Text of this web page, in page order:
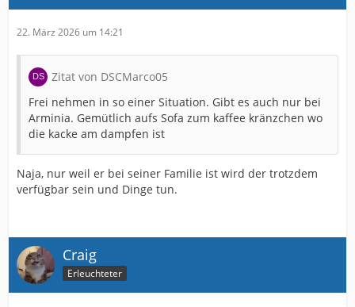
22. März 2026 um 14:21
Zitat von DSCMarco05
Frei nehmen in so einer Situation. Gibt es auch nur bei
Arminia. Gemütlich aufs Sofa zum kaffee kränzchen wo
die kacke am dampfen ist
Naja, nur weil er bei seiner Familie ist wird der trotzdem
verfügbar sein und Dinge tun.
Craig
Erleuchteter